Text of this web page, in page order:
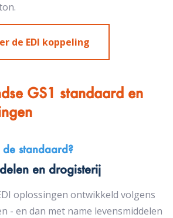
de EDI koppeling
GS1 standaard en
standaard?
en drogisterij
oplossingen ontwikkeld volgens
- en dan met name levensmiddelen